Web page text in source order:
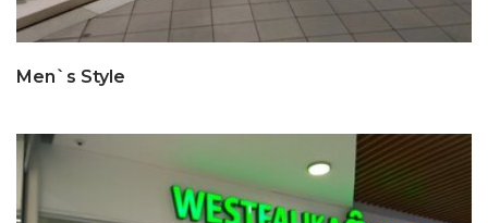
Men`s Style